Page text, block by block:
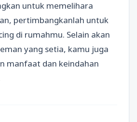
untuk memelihara
pertimbangkanlah untuk
di rumahmu. Selain akan
yang setia, kamu juga
manfaat dan keindahan